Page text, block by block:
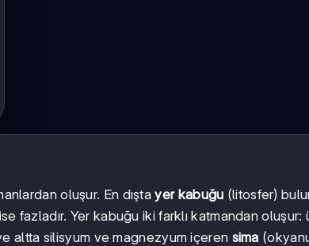
oluşur. En dıştayer kabuğu (litosfer)
ise fazladır. Yer kabuğu iki farklı katmandan oluşur:
altta silisyum ve magnezyum içeren sima